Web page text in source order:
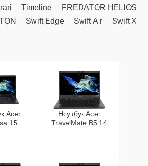
Timeline
PREDATOR HELIOS
Swift Edge Swift Air
Swift X
Acer
15
Ноутбук Acer
TravelMate B5 14